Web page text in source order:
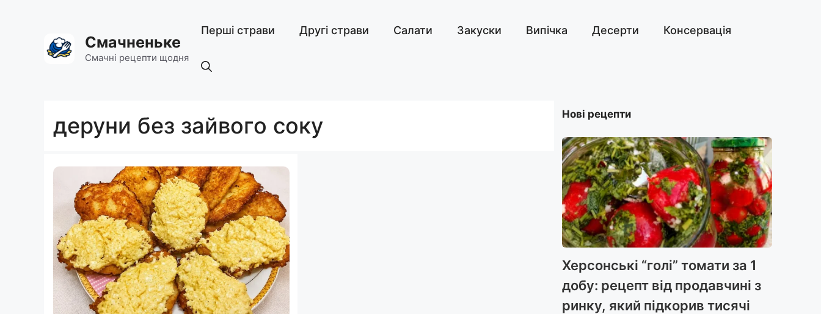
Смачненьке
Смачні рецепти щодня
Перші страви Другі страви Салати Закуски Випічка Десерти Консервація
деруни без зайвого соку Нові рецепти
Херсонські “голі” томати за 1
добу: рецепт від продавчині з
ринку, який підкорив тисячі